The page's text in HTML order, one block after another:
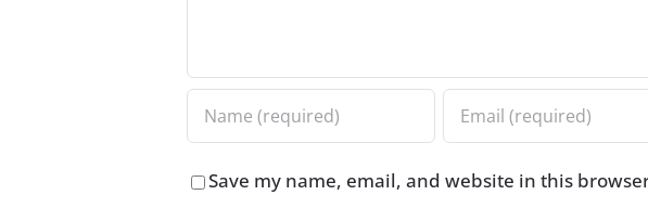
Save my name, email, and website in this